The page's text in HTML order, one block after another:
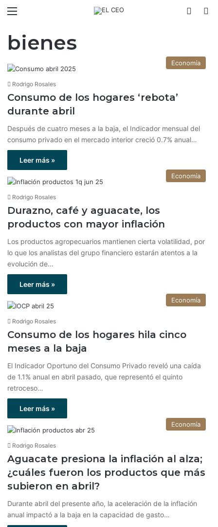
bienes
Economía
Rodrigo Rosales
Consumo de los hogares ‘rebota’
durante abril
Después de cuatro meses a la baja, el Indicador mensual del
consumo privado en el mercado interior creció 0.7% anual…
Leer más »
Economía
Rodrigo Rosales
Durazno, café y aguacate, los
productos con mayor inflación
Los productos agropecuarios mantienen cierta volatilidad, por
lo que los analistas del grupo financiero estarán atentos a la
evolución de…
Leer más »
Economía
Rodrigo Rosales
Consumo de los hogares hila cinco
meses a la baja
El Indicador Oportuno del Consumo Privado reveló una caída
de 1.1% anual en abril pasado, que representó el quinto
retroceso…
Leer más »
Economía
Rodrigo Rosales
Aguacate presiona la inflación al alza;
¿cuáles fueron los productos que más
subieron en abril?
Durante abril del presente año, la aceleración de la inflación
anual impactó a la baja en la capacidad de gasto…